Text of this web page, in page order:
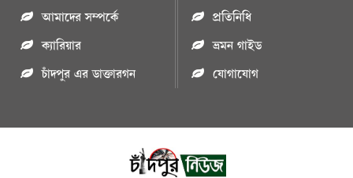
আমাদের সম্পর্কে
ক্যারিয়ার
চাঁদপুর এর ডাক্তারগন
প্রতিনিধি
ভ্রমন গাইড
যোগাযোগ